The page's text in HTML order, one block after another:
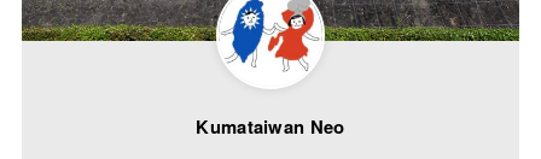
Kumataiwan Neo